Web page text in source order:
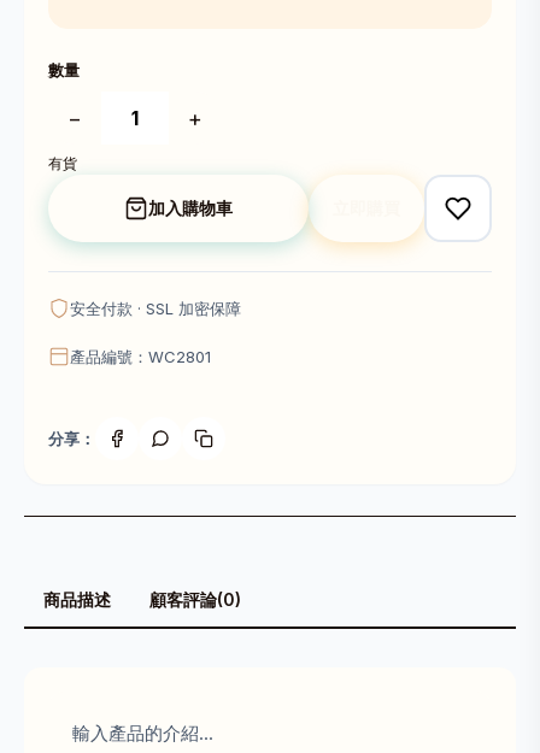
數量
− +
有貨
加入購物車
安全付款 · SSL 加密保障
產品編號：WC2801
分享：
商品描述 顧客評論(0)
輸入產品的介紹...